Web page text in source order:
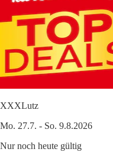
XXXLutz
Mo. 27.7. - So. 9.8.2026
Nur noch heute gültig